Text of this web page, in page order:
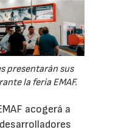
presentarán sus
la feria EMAF.
acogerá a